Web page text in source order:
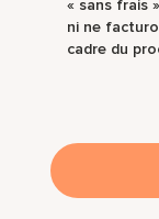
« sans frais
ni ne
cadre du